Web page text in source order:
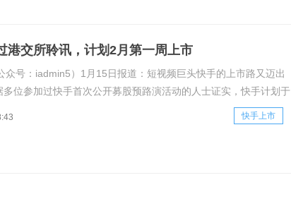
港交所聆讯，计划2月第一周上市
众号：iadmin5）1月15日报道：短视频巨头快手的上市路又迈出
多位参加过快手首次公开募股预路演活动的人士证实，快手计划于
联合交易所上市。据悉，1月18日开始，快手公司上市保荐人团队
路演，随后快手公司正式进入招股阶段。这距离快手公司2020年
快手上市